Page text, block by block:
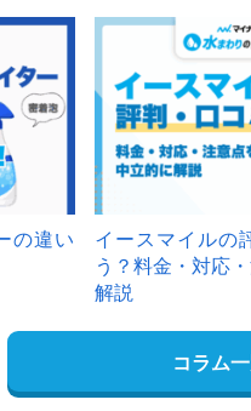
の違い
イースマイルの
う？料金・対応
解説
コラム